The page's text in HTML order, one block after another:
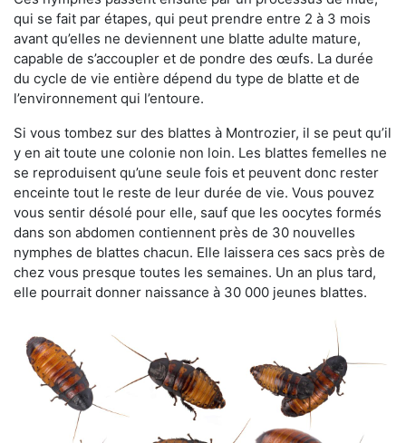
qui se fait par étapes, qui peut prendre entre 2 à 3 mois
avant qu’elles ne deviennent une blatte adulte mature,
capable de s’accoupler et de pondre des œufs. La durée
du cycle de vie entière dépend du type de blatte et de
l’environnement qui l’entoure.
Si vous tombez sur des blattes à Montrozier, il se peut qu’il
y en ait toute une colonie non loin. Les blattes femelles ne
se reproduisent qu’une seule fois et peuvent donc rester
enceinte tout le reste de leur durée de vie. Vous pouvez
vous sentir désolé pour elle, sauf que les oocytes formés
dans son abdomen contiennent près de 30 nouvelles
nymphes de blattes chacun. Elle laissera ces sacs près de
chez vous presque toutes les semaines. Un an plus tard,
elle pourrait donner naissance à 30 000 jeunes blattes.